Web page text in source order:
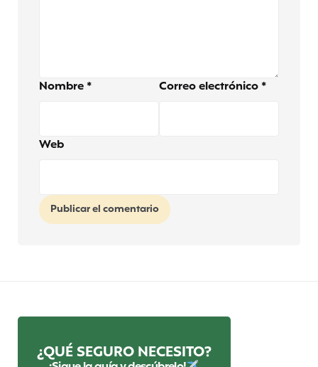
Nombre * Correo electrónico *
Web
¿QUÉ SEGURO NECESITO?